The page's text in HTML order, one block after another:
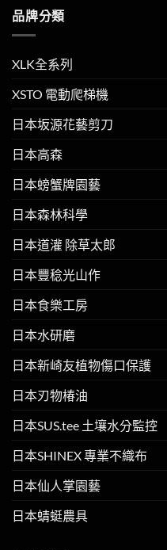
品牌分類
XLK全系列
XSTO 電動爬梯機
日本坂源花藝剪刀
日本高森
日本螃蟹牌園藝
日本森林科學
日本道灌 除草太郎
日本豐稔光山作
日本食樂工房
日本水研磨
日本新崎友植物傷口保護
日本刃物椿油
日本SUS.tee 土壤水分監控
日本SHINEX 專業不織布
日本仙人掌園藝
日本蜻蜓農具